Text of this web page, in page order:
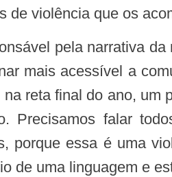
de violência que os
mais acessível a
na reta final do ano, um
Precisamos falar
porque essa é uma
de uma linguagem e